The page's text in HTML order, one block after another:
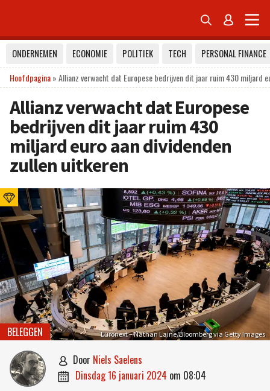
 
ONDERNEMEN ECONOMIE POLITIEK TECH
PERSONAL FINANCE
Hoofdpagina»Allianz verwacht dat Europese bedrijven dit jaar ruim 430 miljard
Allianz verwacht dat Europese
bedrijven dit jaar ruim 430
miljard euro aan dividenden
zullen uitkeren
Euronext – Nathan Laine/Bloomberg via Getty Images
BELEGGEN
 door Niels Saelens
 dinsdag 16 januari 2024 om 08:04